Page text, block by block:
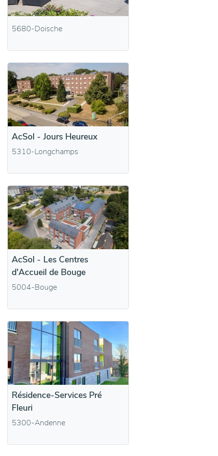
5680-Doische
AcSol - Jours Heureux
5310-Longchamps
AcSol - Les Centres
d'Accueil de Bouge
5004-Bouge
Résidence-Services Pré
Fleuri
5300-Andenne